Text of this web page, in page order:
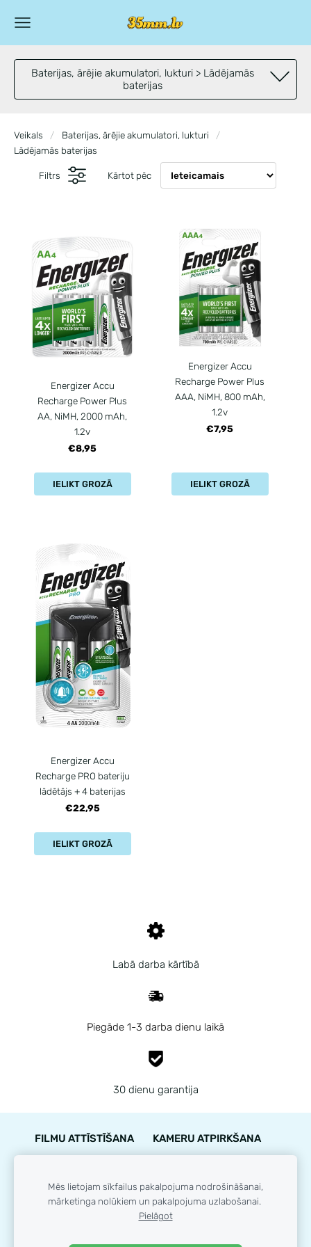
Baterijas, ārējie akumulatori, lukturi > Lādējamās
baterijas
Labā darba kārtībā
Piegāde 1-3 darba dienu laikā
30 dienu garantija
Veikals
Baterijas, ārējie akumulatori, lukturi
Lādējamās baterijas
Filtrs Kārtot pēc
Energizer Accu
Recharge Power Plus
AA, NiMH, 2000 mAh,
1.2v
€8,95
IELIKT GROZĀ
Energizer Accu
Recharge Power Plus
AAA, NiMH, 800 mAh,
1.2v
€7,95
IELIKT GROZĀ
Energizer Accu
Recharge PRO bateriju
lādētājs + 4 baterijas
€22,95
IELIKT GROZĀ
FILMU ATTĪSTĪŠANA
KAMERU ATPIRKŠANA
STĀVOKĻA NOVĒRTĒJUMS
LOJALITĀTES PROGRAMMA
SĪKDATNES
© 35mm.lv
Mēs lietojam sīkfailus pakalpojuma nodrošināšanai,
mārketinga nolūkiem un pakalpojuma uzlabošanai.
Pielāgot